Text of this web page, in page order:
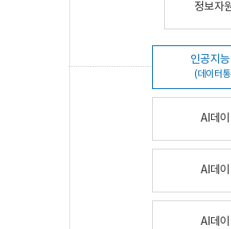
정보자
인공지
(데이터
AI데
AI데
AI데